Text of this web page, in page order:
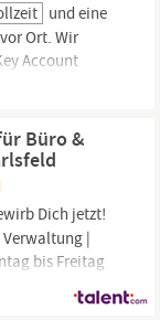
und eine
Ort. Wir
Account
sich über das
Büro &
Dich jetzt!
Verwaltung |
bis Freitag
sowie
und